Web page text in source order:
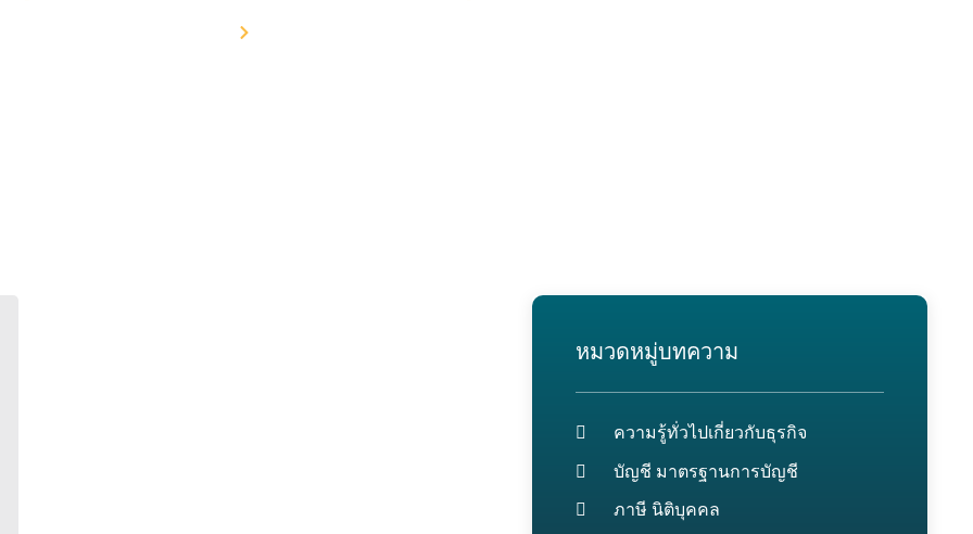
หมวดหมู่บทความ
ความรู้ทั่วไปเกี่ยวกับธุรกิจ
บัญชี มาตรฐานการบัญชี
ภาษี นิติบุคคล